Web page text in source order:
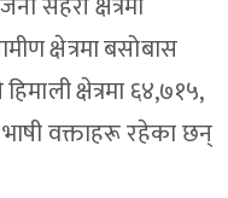
क्षेत्रमा बसोबास
क्षेत्रमा ६४,७१५,
भाषी वक्ताहरू रहेका छन्